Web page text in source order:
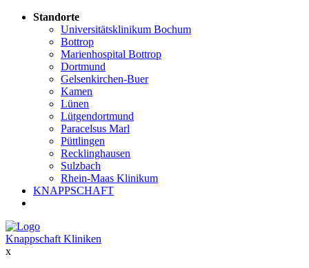
Standorte
Universitätsklinikum Bochum
Bottrop
Marienhospital Bottrop
Dortmund
Gelsenkirchen-Buer
Kamen
Lünen
Lütgendortmund
Paracelsus Marl
Püttlingen
Recklinghausen
Sulzbach
Rhein-Maas Klinikum
KNAPPSCHAFT
Knappschaft Kliniken
x